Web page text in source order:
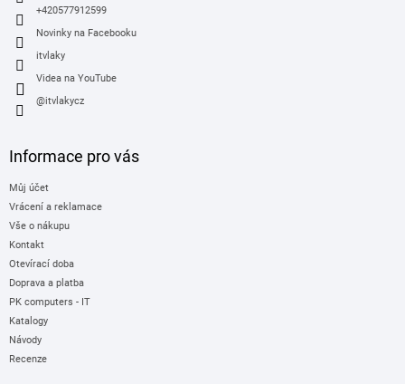
+420577912599
Novinky na Facebooku
itvlaky
Videa na YouTube
@itvlakycz
Informace pro vás
Můj účet
Vrácení a reklamace
Vše o nákupu
Kontakt
Otevírací doba
Doprava a platba
PK computers - IT
Katalogy
Návody
Recenze